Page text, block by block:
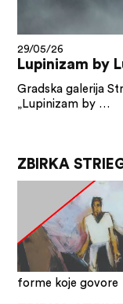
28/05/26
Vizure Siska:
U sklopu
manifestacije
ZBIRKA
forme koje govore